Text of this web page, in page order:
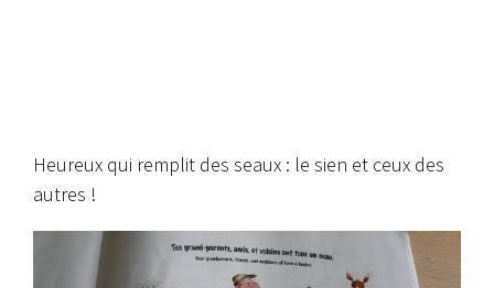
Heureux qui remplit des seaux : le sien et ceux des
autres !